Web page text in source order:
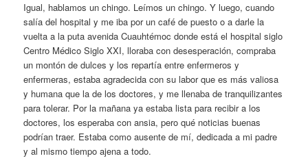
Igual, hablamos un chingo. Leímos un chingo. Y luego, cuando
salía del hospital y me iba por un café de puesto o a darle la
vuelta a la puta avenida Cuauhtémoc donde está el hospital siglo
Centro Médico Siglo XXI, lloraba con desesperación, compraba
un montón de dulces y los repartía entre enfermeros y
enfermeras, estaba agradecida con su labor que es más valiosa
y humana que la de los doctores, y me llenaba de tranquilizantes
para tolerar. Por la mañana ya estaba lista para recibir a los
doctores, los esperaba con ansia, pero qué noticias buenas
podrían traer. Estaba como ausente de mí, dedicada a mi padre
y al mismo tiempo ajena a todo.